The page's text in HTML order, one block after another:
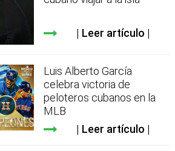
Leer artículo
Luis Alberto García
celebra victoria de
peloteros cubanos en la
MLB
Leer artículo